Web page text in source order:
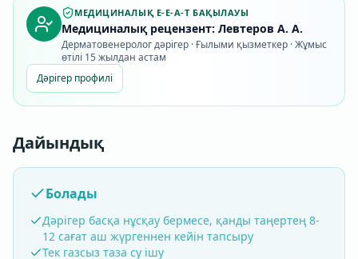
МЕДИЦИНАЛЫҚ E-E-A-T БАҚЫЛАУЫ
Медициналық рецензент: Левтеров А. А.
Дерматовенеролог дәрігер · Ғылыми қызметкер · Жұмыс
өтілі 15 жылдан астам
Дәрігер профилі
Дайындық
Болады
Дәрігер басқа нұсқау бермесе, қанды таңертең 8-
12 сағат аш жүргеннен кейін тапсыру
Тек газсыз таза су ішу